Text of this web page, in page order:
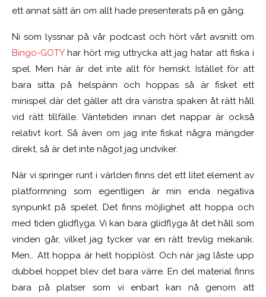
ett annat sätt än om allt hade presenterats på en gång.
Ni som lyssnar på vår podcast och hört vårt avsnitt om
Bingo-GOTYhar hört mig uttrycka att jag hatar att fiska i
spel. Men här är det inte allt för hemskt. Istället för att
bara sitta på helspänn och hoppas så är fisket ett
minispel där det gäller att dra vänstra spaken åt rätt håll
vid rätt tillfälle. Väntetiden innan det nappar är också
relativt kort. Så även om jag inte fiskat några mängder
direkt, så är det inte något jag undviker.
När vi springer runt i världen finns det ett litet element av
platformning som egentligen är min enda negativa
synpunkt på spelet. Det finns möjlighet att hoppa och
med tiden glidflyga. Vi kan bara glidflyga åt det håll som
vinden går, vilket jag tycker var en rätt trevlig mekanik.
Men… Att hoppa är helt hopplöst. Och när jag låste upp
dubbel hoppet blev det bara värre. En del material finns
bara på platser som vi enbart kan nå genom att